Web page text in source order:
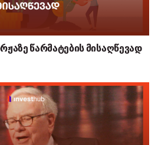
წარმატების მისაღწევად